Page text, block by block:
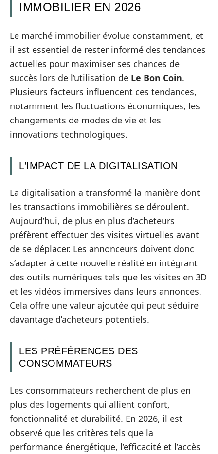
IMMOBILIER EN 2026
Le marché immobilier évolue constamment, et
il est essentiel de rester informé des tendances
actuelles pour maximiser ses chances de
succès lors de l’utilisation de Le Bon Coin.
Plusieurs facteurs influencent ces tendances,
notamment les fluctuations économiques, les
changements de modes de vie et les
innovations technologiques.
L’IMPACT DE LA DIGITALISATION
La digitalisation a transformé la manière dont
les transactions immobilières se déroulent.
Aujourd’hui, de plus en plus d’acheteurs
préfèrent effectuer des visites virtuelles avant
de se déplacer. Les annonceurs doivent donc
s’adapter à cette nouvelle réalité en intégrant
des outils numériques tels que les visites en 3D
et les vidéos immersives dans leurs annonces.
Cela offre une valeur ajoutée qui peut séduire
davantage d’acheteurs potentiels.
LES PRÉFÉRENCES DES
CONSOMMATEURS
Les consommateurs recherchent de plus en
plus des logements qui allient confort,
fonctionnalité et durabilité. En 2026, il est
observé que les critères tels que la
performance énergétique, l’efficacité et l’accès